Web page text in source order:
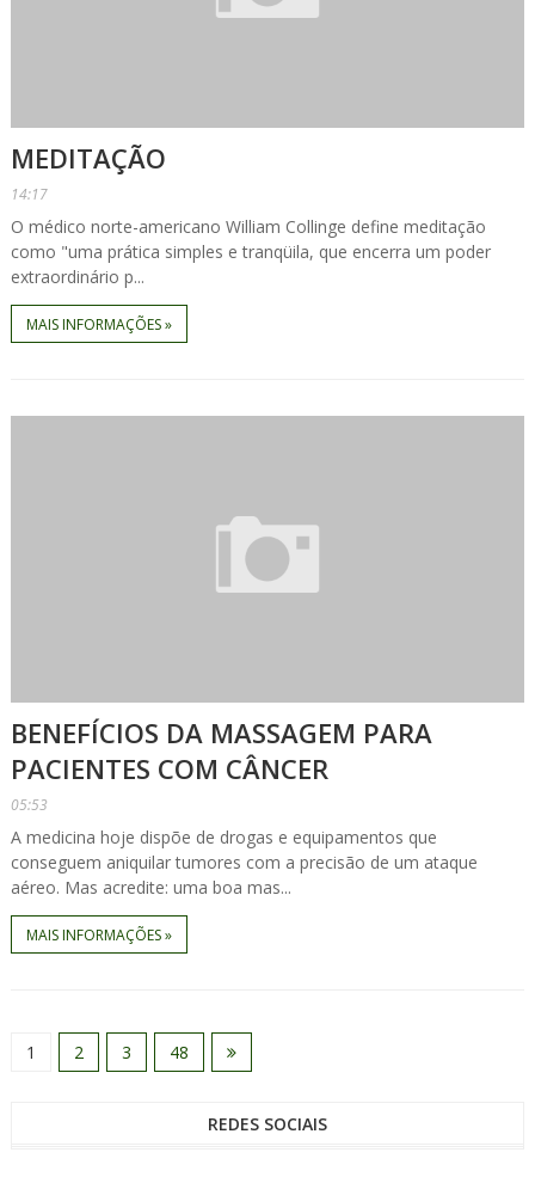
MEDITAÇÃO
14:17
O médico norte-americano William Collinge define meditação
como "uma prática simples e tranqüila, que encerra um poder
extraordinário p...
MAIS INFORMAÇÕES »
BENEFÍCIOS DA MASSAGEM PARA
PACIENTES COM CÂNCER
05:53
A medicina hoje dispõe de drogas e equipamentos que
conseguem aniquilar tumores com a precisão de um ataque
aéreo. Mas acredite: uma boa mas...
MAIS INFORMAÇÕES »
1 2 3 48
REDES SOCIAIS